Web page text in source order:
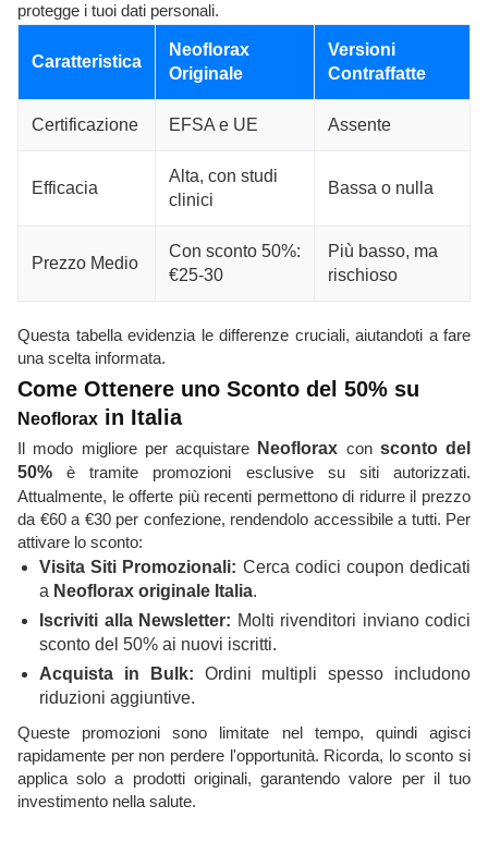
protegge i tuoi dati personali.
Caratteristica
Neoflorax
Originale
Versioni
Contraffatte
Certificazione EFSA e UE Assente
Efficacia
Alta, con studi
clinici
Bassa o nulla
Prezzo Medio
Con sconto 50%:
€25-30
Più basso, ma
rischioso
Questa tabella evidenzia le differenze cruciali, aiutandoti a fare
una scelta informata.
Come Ottenere uno Sconto del 50% su
Neoflorax in Italia
Il modo migliore per acquistare Neoflorax con sconto del
50% è tramite promozioni esclusive su siti autorizzati.
Attualmente, le offerte più recenti permettono di ridurre il prezzo
da €60 a €30 per confezione, rendendolo accessibile a tutti. Per
attivare lo sconto:
Visita Siti Promozionali: Cerca codici coupon dedicati
a Neoflorax originale Italia.
Iscriviti alla Newsletter: Molti rivenditori inviano codici
sconto del 50% ai nuovi iscritti.
Acquista in Bulk: Ordini multipli spesso includono
riduzioni aggiuntive.
Queste promozioni sono limitate nel tempo, quindi agisci
rapidamente per non perdere l'opportunità. Ricorda, lo sconto si
applica solo a prodotti originali, garantendo valore per il tuo
investimento nella salute.